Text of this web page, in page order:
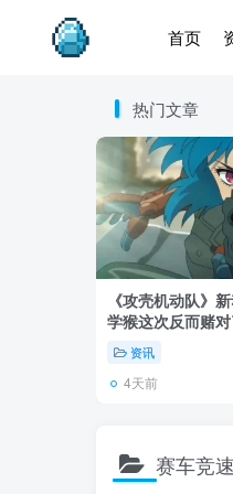
首页
热门文章
《攻壳机动队》
学猴这次反而赌对
资讯
4天前
赛车竞速